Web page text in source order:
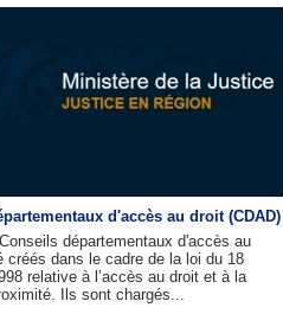
d'accès au droit (CDAD)
départementaux d'accès au
créés dans le cadre de la loi du 18
relative à l’accès au droit et à la
Ils sont chargés...